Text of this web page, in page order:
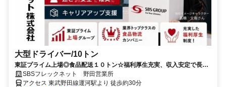
大型ドライバー/10トン
東証プライム上場◎食品配送１０トン☆福利厚生充実、収入安定で長く
働ける＆キャリアアップも◎
SBSフレックネット 野田営業所
アクセス 東武野田線運河駅より 徒歩約30分